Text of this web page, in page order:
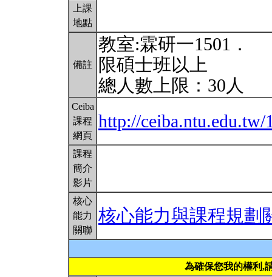
上課
地點
備註
教室:霖研一1501．
限碩士班以上
總人數上限：30人
Ceiba
課程
網頁
http://
課程
簡介
影片
核心
能力
關聯
核心能力與課程規劃
為確保您我的權利,